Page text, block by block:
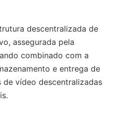
descentralizada de
assegurada pela
combinado com a
e entrega de
vídeo descentralizadas